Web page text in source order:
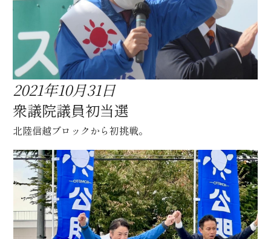
2021年10月31日
衆議院議員初当選
北陸信越ブロックから初挑戦。